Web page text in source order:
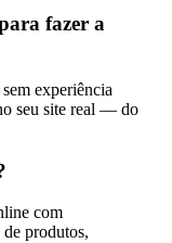
fazer a
experiência
seu site real — do
com
produtos,